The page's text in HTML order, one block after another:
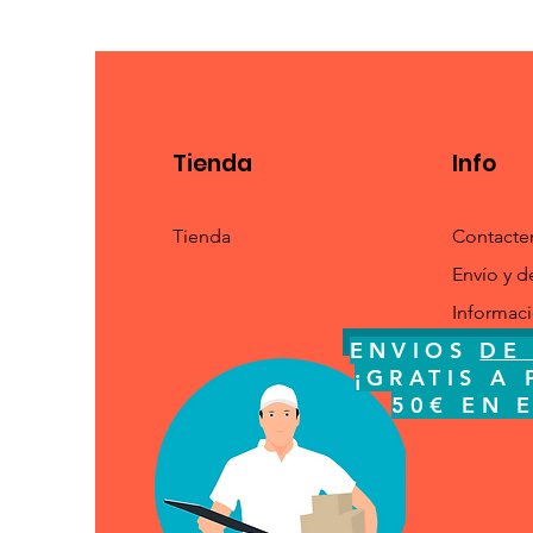
Tienda
Tienda
Info
Envío y
ENVIOSDE
ENVIOS DE
¡GRATIS A
50€ EN